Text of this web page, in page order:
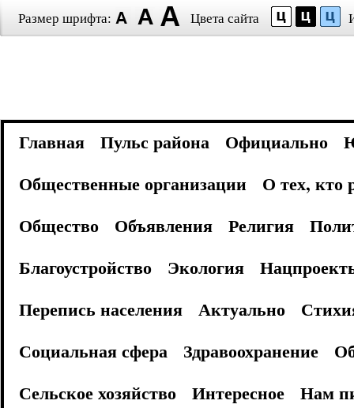
Размер шрифта: Цвета сайта
Главная Пульс района Официально
Общественные организации
О тех, кто
Общество
Объявления Религия
Благоустройство
Экология
Перепись населения
Актуально
Социальная сфера
Здравоохранение
Сельское хозяйство
Интересное
Нам